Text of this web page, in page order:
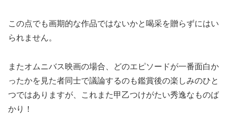
この点でも画期的な作品ではないかと喝采を贈らずにはい
られません。
またオムニバス映画の場合、どのエピソードが一番面白か
ったかを見た者同士で議論するのも鑑賞後の楽しみのひと
つではありますが、これまた甲乙つけがたい秀逸なものば
かり！